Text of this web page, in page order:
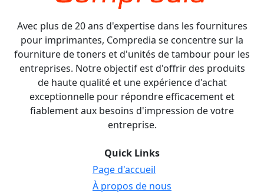
Avec plus de 20 ans d'expertise dans les fournitures
pour imprimantes, Compredia se concentre sur la
fourniture de toners et d'unités de tambour pour les
entreprises. Notre objectif est d'offrir des produits
de haute qualité et une expérience d'achat
exceptionnelle pour répondre efficacement et
fiablement aux besoins d'impression de votre
entreprise.
Quick Links
Page d'accueil
À propos de nous